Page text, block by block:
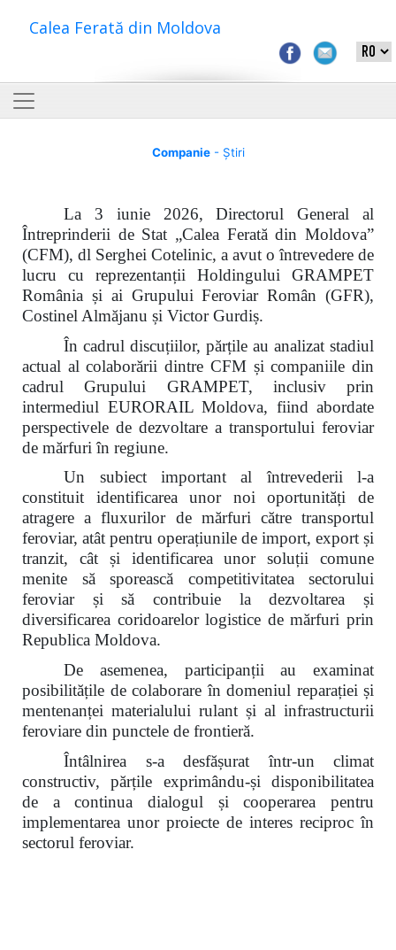
Calea Ferată din Moldova
Companie- Știri
La 3 iunie 2026, Directorul General al
Întreprinderii de Stat „Calea Ferată din Moldova”
(CFM), dl Serghei Cotelinic, a avut o întrevedere de
lucru cu reprezentanții Holdingului GRAMPET
România și ai Grupului Feroviar Român (GFR),
Costinel Almăjanu și Victor Gurdiș.
În cadrul discuțiilor, părțile au analizat stadiul
actual al colaborării dintre CFM și companiile din
cadrul Grupului GRAMPET, inclusiv prin
intermediul EURORAIL Moldova, fiind abordate
perspectivele de dezvoltare a transportului feroviar
de mărfuri în regiune.
Un subiect important al întrevederii l-a
constituit identificarea unor noi oportunități de
atragere a fluxurilor de mărfuri către transportul
feroviar, atât pentru operațiunile de import, export și
tranzit, cât și identificarea unor soluții comune
menite să sporească competitivitatea sectorului
feroviar și să contribuie la dezvoltarea și
diversificarea coridoarelor logistice de mărfuri prin
Republica Moldova.
De asemenea, participanții au examinat
posibilitățile de colaborare în domeniul reparației și
mentenanței materialului rulant și al infrastructurii
feroviare din punctele de frontieră.
Întâlnirea s-a desfășurat într-un climat
constructiv, părțile exprimându-și disponibilitatea
de a continua dialogul și cooperarea pentru
implementarea unor proiecte de interes reciproc în
sectorul feroviar.